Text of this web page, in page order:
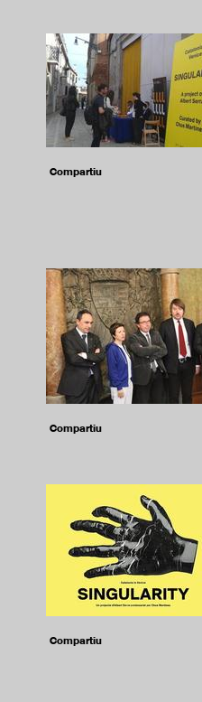
Compartiu
Compartiu
Compartiu